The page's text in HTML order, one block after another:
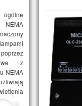
NEMA
z
NEMA